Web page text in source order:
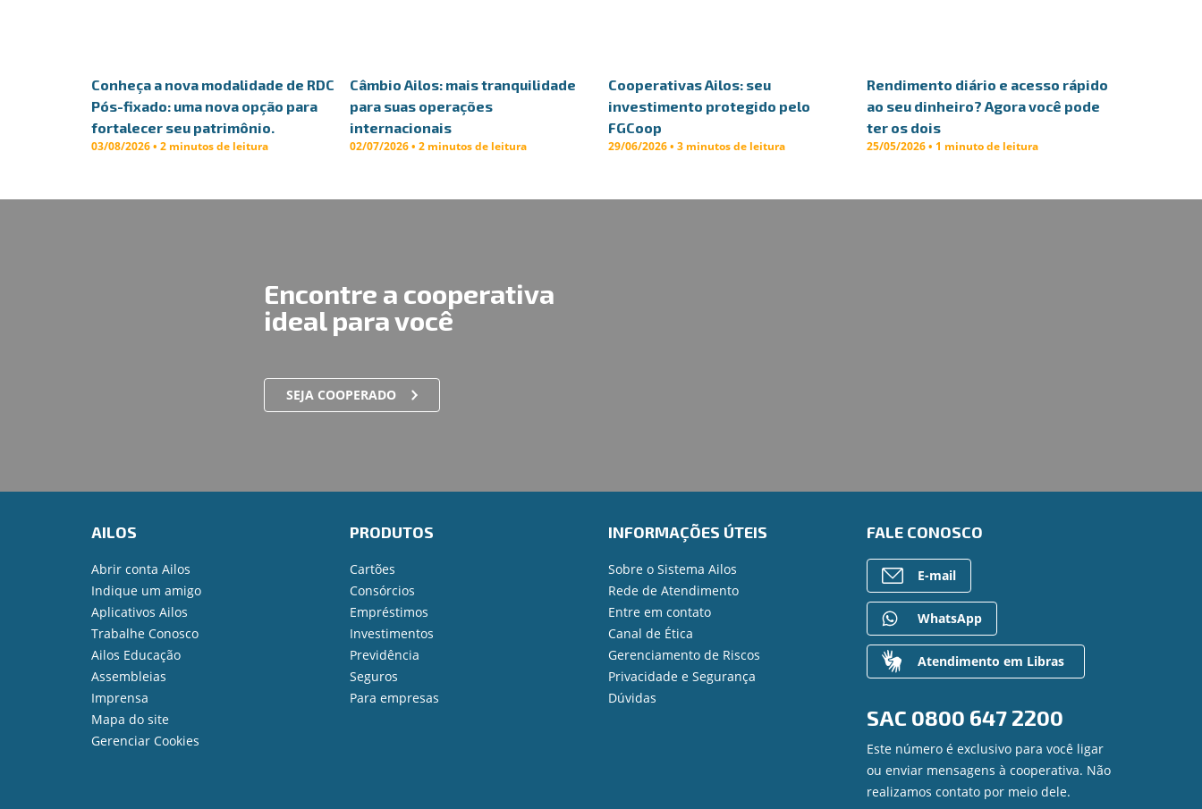
Conheça a nova modalidade de RDC
Pós-fixado: uma nova opção para
fortalecer seu patrimônio.
03/08/2026 • 2 minutos de leitura
Câmbio Ailos: mais tranquilidade
para suas operações
internacionais
02/07/2026 • 2 minutos de leitura
Cooperativas Ailos: seu
investimento protegido pelo
FGCoop
29/06/2026 • 3 minutos de leitura
Rendimento diário e acesso rápido
ao seu dinheiro? Agora você pode
ter os dois
25/05/2026 • 1 minuto de leitura
Encontre a cooperativa
ideal para você
SEJA COOPERADO
AILOS
Abrir conta Ailos
Indique um amigo
Aplicativos Ailos
Trabalhe Conosco
Ailos Educação
Assembleias
Imprensa
Mapa do site
Gerenciar Cookies
PRODUTOS
Cartões
Consórcios
Empréstimos
Investimentos
Previdência
Seguros
Para empresas
INFORMAÇÕES ÚTEIS
Sobre o Sistema Ailos
Rede de Atendimento
Entre em contato
Canal de Ética
Gerenciamento de Riscos
Privacidade e Segurança
Dúvidas
FALE CONOSCO
E-mail
WhatsApp
Atendimento em Libras
SAC 0800 647 2200
Este número é exclusivo para você ligar
ou enviar mensagens à cooperativa. Não
realizamos contato por meio dele.